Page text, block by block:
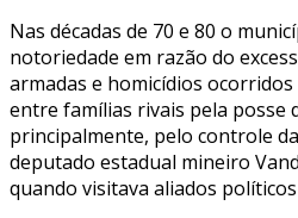
Nas décadas de 70 e 80 o
notoriedade em razão do
armadas e homicídios
entre famílias rivais pela posse
principalmente, pelo controle
deputado estadual mineiro
quando visitava aliados